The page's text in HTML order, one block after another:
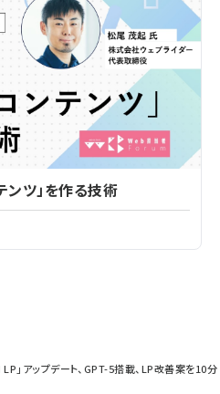
」アップデート、GPT-5搭載、LP改善案を10分
ンツ」を作る技術